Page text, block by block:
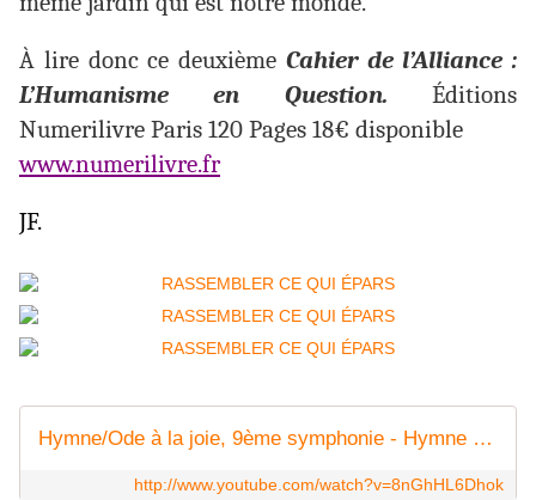
À lire donc ce deuxième Cahier de l’Alliance :
L’Humanisme en Question. Éditions
Numerilivre Paris 120 Pages 18€ disponible
www.numerilivre.fr
JF.
Hymne/Ode à la joie, 9ème symphonie - Hymne européen - Beethoven
http://www.youtube.com/watch?v=8nGhHL6Dhok